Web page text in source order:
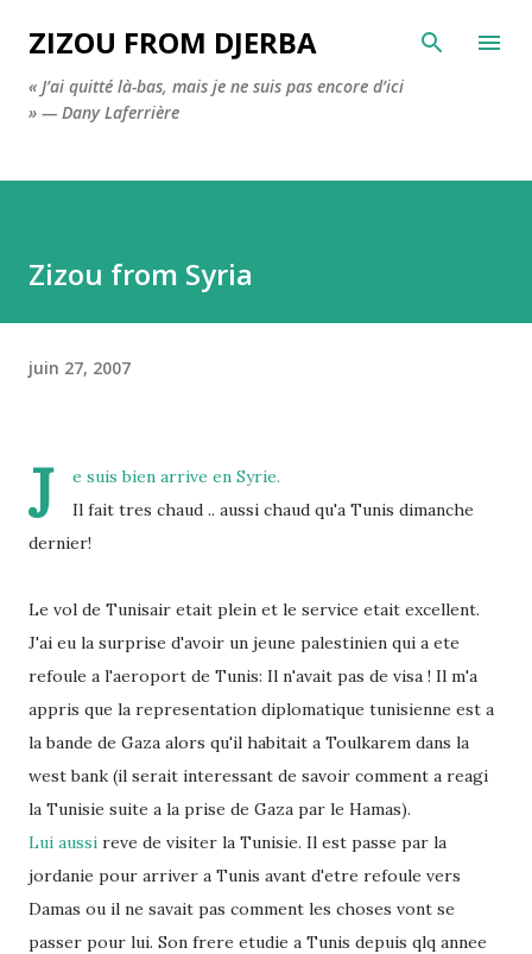
Accéder au contenu principal
ZIZOU FROM DJERBA
« J’ai quitté là-bas, mais je ne suis pas encore d’ici
» — Dany Laferrière
Zizou from Syria
juin 27, 2007
J e suis bien arrive en Syrie.
Il fait tres chaud .. aussi chaud qu'a Tunis dimanche
dernier!
Le vol de Tunisair etait plein et le service etait excellent.
J'ai eu la surprise d'avoir un jeune palestinien qui a ete
refoule a l'aeroport de Tunis: Il n'avait pas de visa ! Il m'a
appris que la representation diplomatique tunisienne est a
la bande de Gaza alors qu'il habitait a Toulkarem dans la
west bank (il serait interessant de savoir comment a reagi
la Tunisie suite a la prise de Gaza par le Hamas).
Lui aussi reve de visiter la Tunisie. Il est passe par la
jordanie pour arriver a Tunis avant d'etre refoule vers
Damas ou il ne savait pas comment les choses vont se
passer pour lui. Son frere etudie a Tunis depuis qlq annee